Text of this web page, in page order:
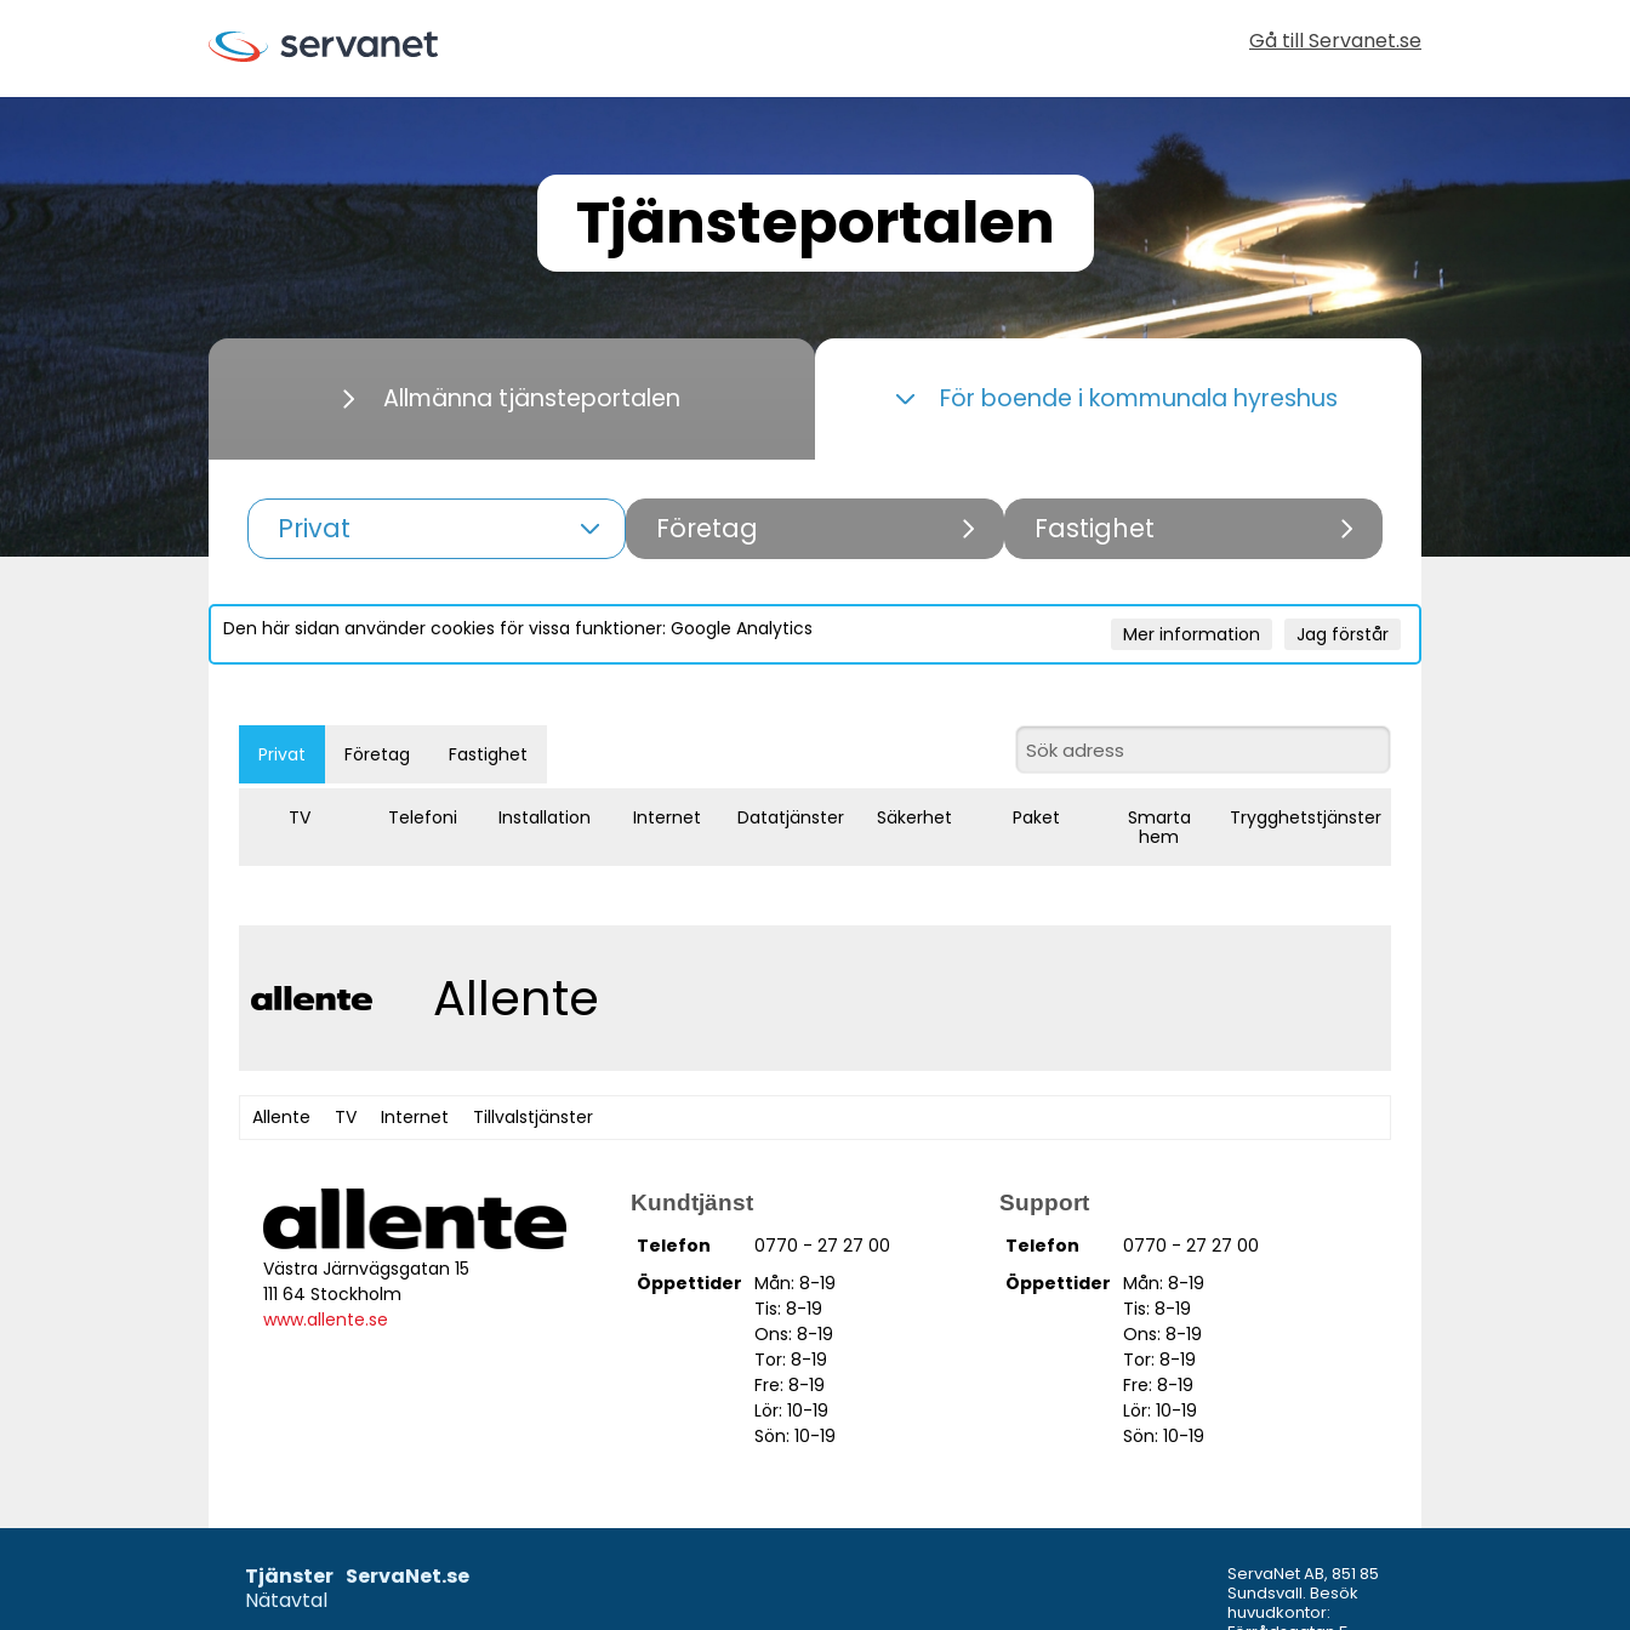
Gå till Servanet.se
Tjänsteportalen
Allmänna tjänsteportalen För boende i kommunala hyreshus
Privat Företag Fastighet
Den här sidan använder cookies för vissa funktioner: Google Analytics Jag förstår
Mer information
Privat Företag Fastighet
TV Telefoni Installation Internet Datatjänster Säkerhet Paket
Smarta
hem
Trygghetstjänster
Allente
Allente TV Internet Tillvalstjänster
Västra Järnvägsgatan 15
111 64 Stockholm
www.allente.se
Kundtjänst
Telefon
0770 - 27 27 00
Öppettider Mån: 8-19
Tis: 8-19
Ons: 8-19
Tor: 8-19
Fre: 8-19
Lör: 10-19
Sön: 10-19
Support
Telefon
0770 - 27 27 00
Öppettider Mån: 8-19
Tis: 8-19
Ons: 8-19
Tor: 8-19
Fre: 8-19
Lör: 10-19
Sön: 10-19
Tjänster
Nätavtal
ServaNet.se
ServaNet AB, 851 85
Sundsvall. Besök
huvudkontor: